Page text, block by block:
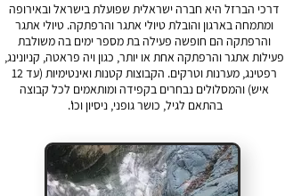
דרכי הברזל היא חברה ישראלית שפועלת בישראל ובאירופה
ומתמחה בארגון והובלת טיולי אתגר והרפתקה.טיולי אתגר
והרפתקה הם חופשה פעילה בת מספר ימים בה משולבת
פעילות אתגר והרפתקה אחת או יותר, כגוןויה פראטה, קניונינג,
רפטינג, מערנותוטרקים.
הקבוצות קטנות ואינטימיות (עד 12
איש) והמסלוליםנבחרים בקפידה ומותאמים לכל קבוצה
בהתאם לגיל, כושר גופני, ניסיון וכו'.